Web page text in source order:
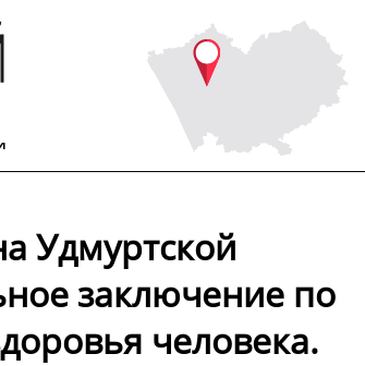
Удмуртской
заключение по
человека.